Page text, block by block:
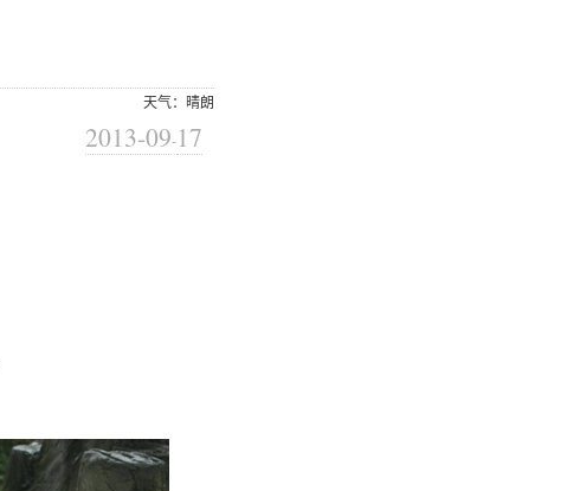
天气：晴朗
2013-09-17